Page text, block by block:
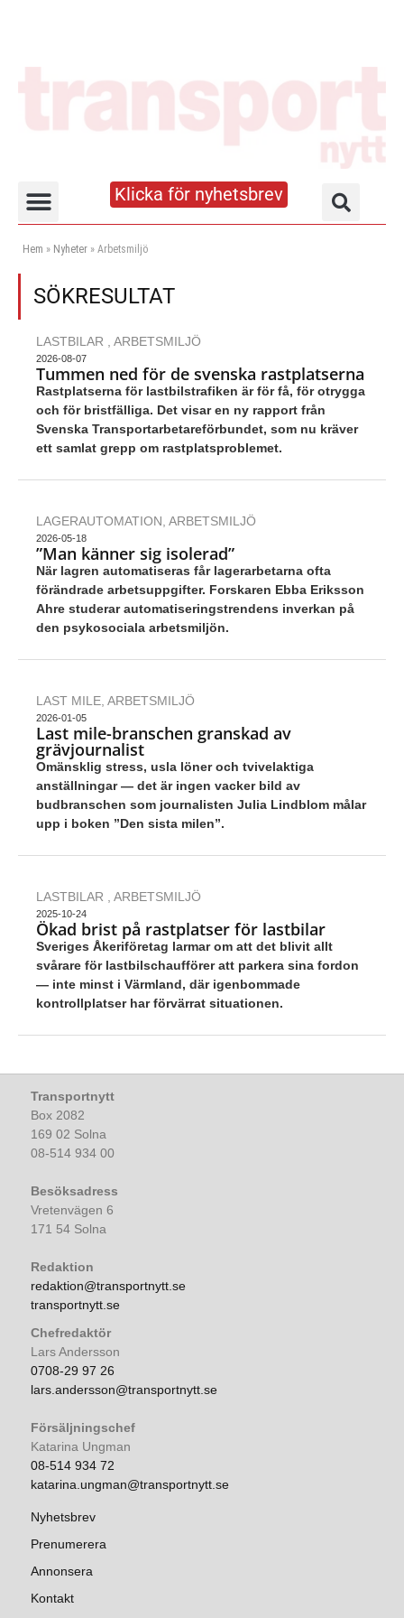
Klicka för nyhetsbrev
Hem » Nyheter » Arbetsmiljö
SÖKRESULTAT
LASTBILAR , ARBETSMILJÖ
2026-08-07
Tummen ned för de svenska rastplatserna
Rastplatserna för lastbilstrafiken är för få, för otrygga
och för bristfälliga. Det visar en ny rapport från
Svenska Transport­arbetare­förbundet, som nu kräver
ett samlat grepp om rastplatsproblemet.
LAGERAUTOMATION, ARBETSMILJÖ
2026-05-18
”Man känner sig isolerad”
När lagren automatiseras får lagerarbetarna ofta
förändrade arbetsuppgifter. Forskaren Ebba Eriksson
Ahre studerar automatiseringstrendens inverkan på
den psykosociala arbetsmiljön.
LAST MILE, ARBETSMILJÖ
2026-01-05
Last mile-branschen granskad av
grävjournalist
Omänsklig stress, usla löner och tvivelaktiga
anställningar — det är ingen vacker bild av
budbranschen som journalisten Julia Lindblom målar
upp i boken ”Den sista milen”.
LASTBILAR , ARBETSMILJÖ
2025-10-24
Ökad brist på rastplatser för lastbilar
Sveriges Åkeriföretag larmar om att det blivit allt
svårare för lastbilschaufförer att parkera sina fordon
— inte minst i Värmland, där igenbommade
kontrollplatser har förvärrat situationen.
Transportnytt
Box 2082
169 02 Solna
08-514 934 00
Besöksadress
Vretenvägen 6
171 54 Solna
Redaktion
redaktion@transportnytt.se
transportnytt.se
Chefredaktör
Lars Andersson
0708-29 97 26
lars.andersson@transportnytt.se
Försäljningschef
Katarina Ungman
08-514 934 72
katarina.ungman@transportnytt.se
Nyhetsbrev
Prenumerera
Annonsera
Kontakt